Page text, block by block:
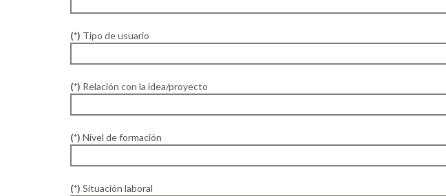
(*) Tipo de usuario
(*) Relación con la idea/proyecto
(*) Nivel de formación
(*) Situación laboral